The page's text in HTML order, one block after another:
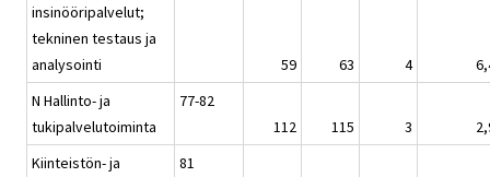
insinööripalvelut;
tekninen testaus ja
analysointi
59 63 4
N Hallinto- ja
tukipalvelutoiminta
77-82
112
115 3
Kiinteistön- ja
81